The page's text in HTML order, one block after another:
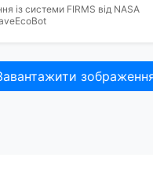
із системи FIRMS від NASA